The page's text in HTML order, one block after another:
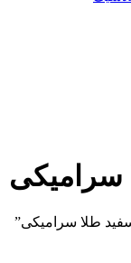
سرامیکی
طلا سرامیکی”